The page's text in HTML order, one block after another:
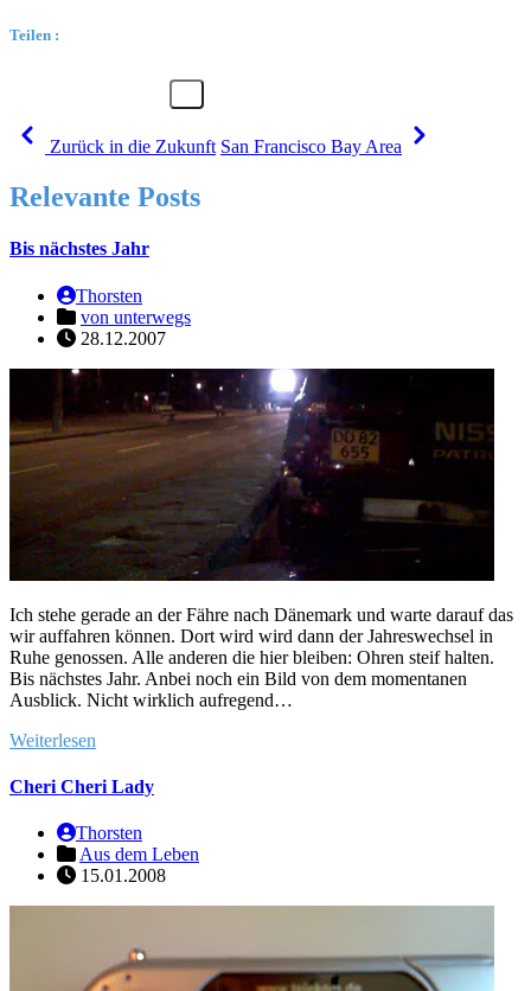
Teilen :
Zurück in die Zukunft San Francisco Bay Area
Relevante Posts
Bis nächstes Jahr
Thorsten
von unterwegs
28.12.2007
Ich stehe gerade an der Fähre nach Dänemark und warte darauf das
wir auffahren können. Dort wird wird dann der Jahreswechsel in
Ruhe genossen. Alle anderen die hier bleiben: Ohren steif halten.
Bis nächstes Jahr. Anbei noch ein Bild von dem momentanen
Ausblick. Nicht wirklich aufregend…
Weiterlesen
Cheri Cheri Lady
Thorsten
Aus dem Leben
15.01.2008